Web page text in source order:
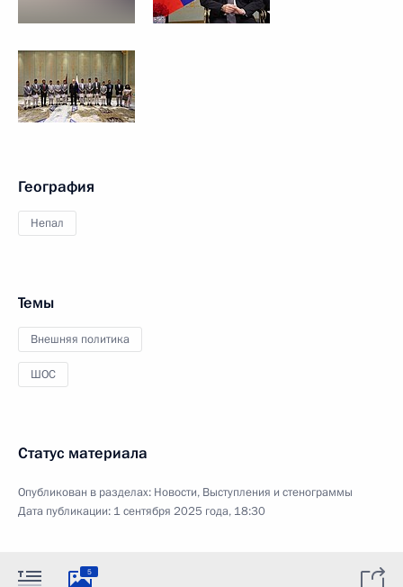
География
Непал
Темы
Внешняя политика
ШОС
Статус материала
Опубликован в разделах: Новости, Выступления и стенограммы
Дата публикации: 1 сентября 2025 года, 18:30
5